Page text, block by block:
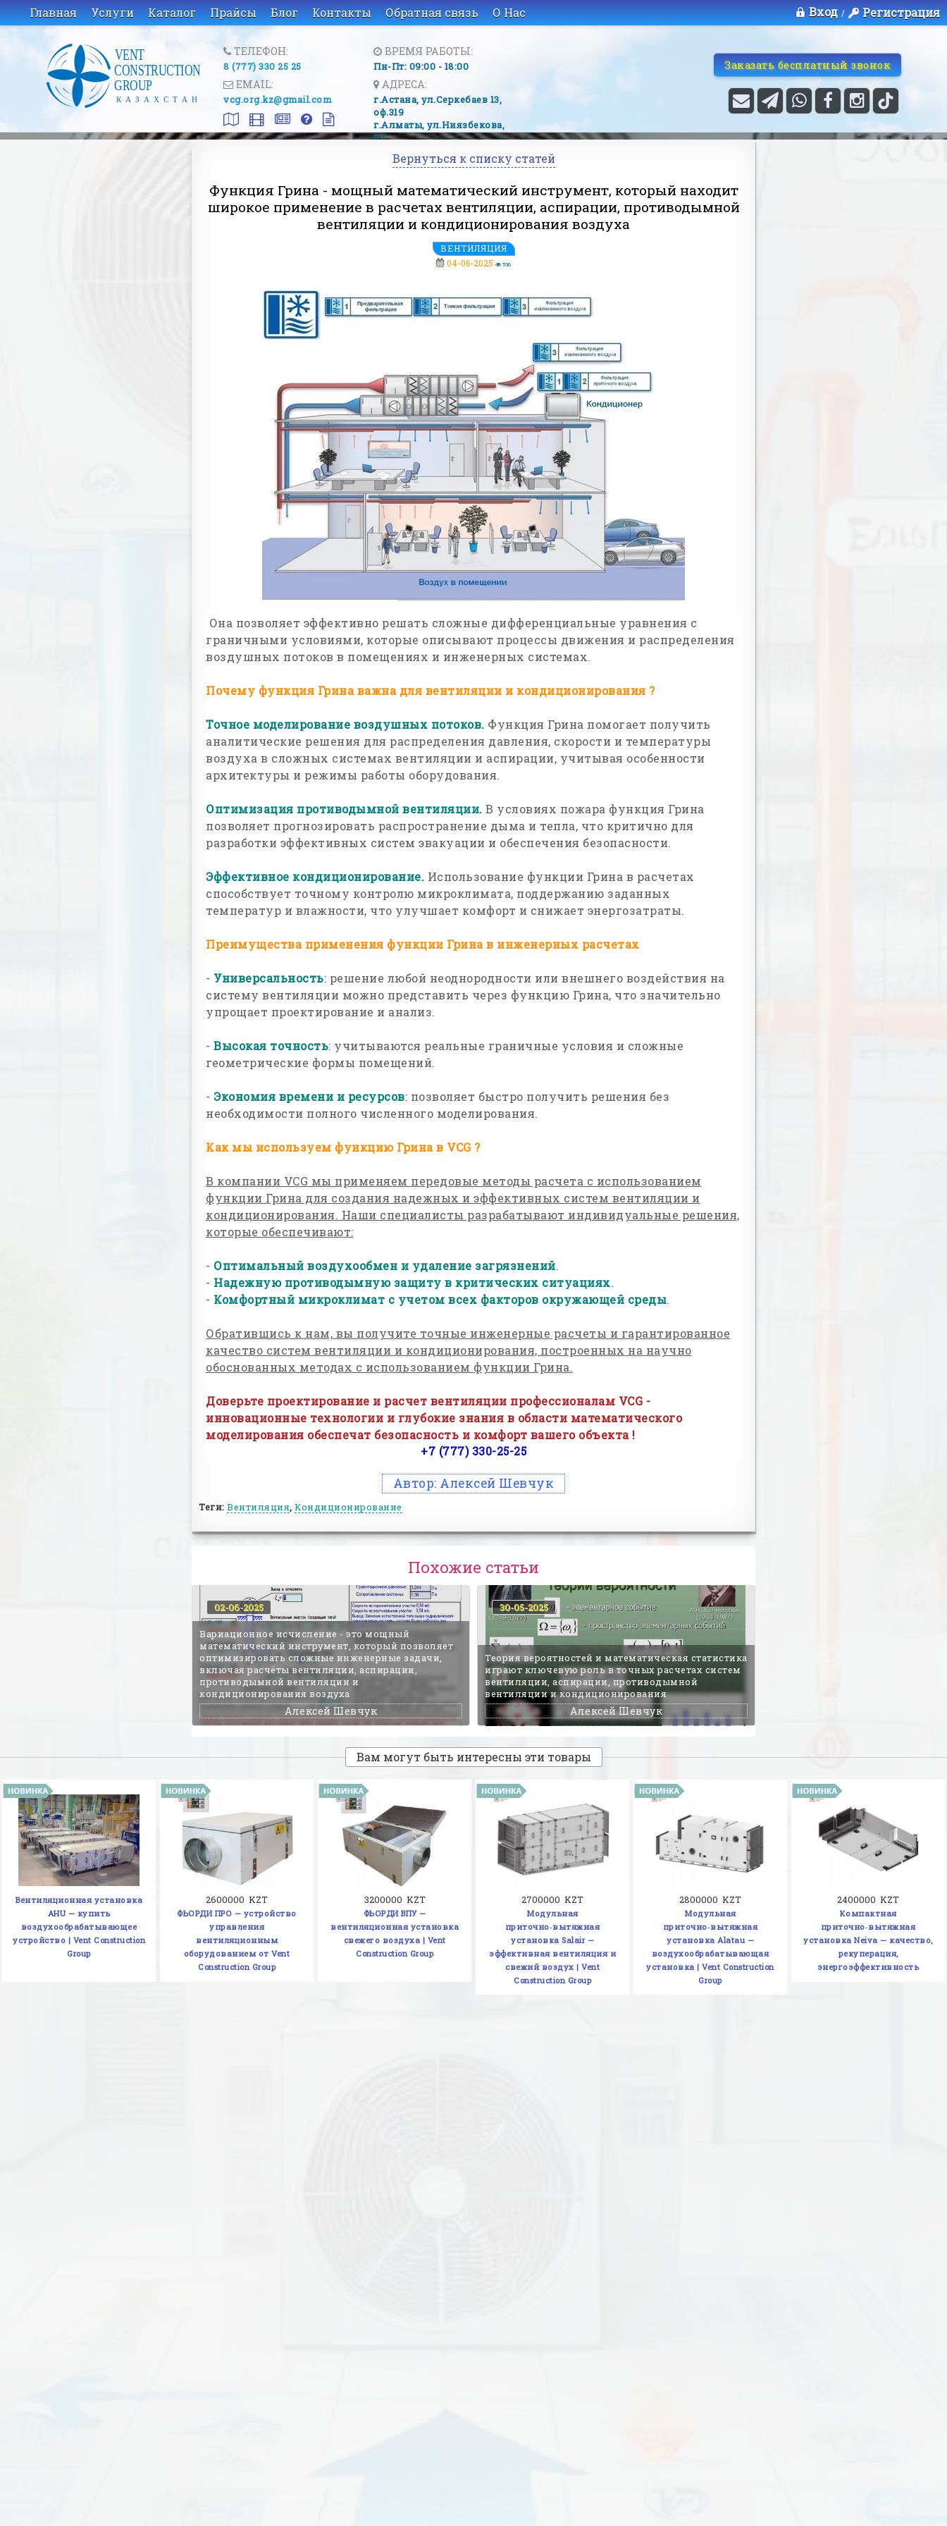
Главная Услуги Каталог Прайсы Блог Контакты Обратная связь О Нас Вход / Регистрация
ТЕЛЕФОН:
8 (777) 330 25 25
ВРЕМЯ РАБОТЫ:
Пн-Пт: 09:00 - 18:00
EMAIL:
vcg.org.kz@gmail.com
АДРЕСА:
г.Астана, ​ул.Серкебаев 13,
оф.319
г.Алматы, ​ул.Ниязбекова,
82
Заказать бесплатный звонок
Вернуться к списку статей
Функция Грина - мощный математический инструмент, который находит
широкое применение в расчетах вентиляции, аспирации, противодымной
вентиляции и кондиционирования воздуха
ВЕНТИЛЯЦИЯ
04-06-2025
536
Она позволяет эффективно решать сложные дифференциальные уравнения с
граничными условиями, которые описывают процессы движения и распределения
воздушных потоков в помещениях и инженерных системах.
Почему функция Грина важна для вентиляции и кондиционирования ?
Точное моделирование воздушных потоков. Функция Грина помогает получить
аналитические решения для распределения давления, скорости и температуры
воздуха в сложных системах вентиляции и аспирации, учитывая особенности
архитектуры и режимы работы оборудования.
Оптимизация противодымной вентиляции. В условиях пожара функция Грина
позволяет прогнозировать распространение дыма и тепла, что критично для
разработки эффективных систем эвакуации и обеспечения безопасности.
Эффективное кондиционирование. Использование функции Грина в расчетах
способствует точному контролю микроклимата, поддержанию заданных
температур и влажности, что улучшает комфорт и снижает энергозатраты.
Преимущества применения функции Грина в инженерных расчетах
- Универсальность: решение любой неоднородности или внешнего воздействия на
систему вентиляции можно представить через функцию Грина, что значительно
упрощает проектирование и анализ.
- Высокая точность: учитываются реальные граничные условия и сложные
геометрические формы помещений.
- Экономия времени и ресурсов: позволяет быстро получить решения без
необходимости полного численного моделирования.
Как мы используем функцию Грина в VCG ?
В компании VCG мы применяем передовые методы расчета с использованием
функции Грина для создания надежных и эффективных систем вентиляции и
кондиционирования. Наши специалисты разрабатывают индивидуальные решения,
которые обеспечивают:
- Оптимальный воздухообмен и удаление загрязнений.
- Надежную противодымную защиту в критических ситуациях.
- Комфортный микроклимат с учетом всех факторов окружающей среды.
Обратившись к нам, вы получите точные инженерные расчеты и гарантированное
качество систем вентиляции и кондиционирования, построенных на научно
обоснованных методах с использованием функции Грина.
Доверьте проектирование и расчет вентиляции профессионалам VCG -
инновационные технологии и глубокие знания в области математического
моделирования обеспечат безопасность и комфорт вашего объекта !
+7 (777) 330-25-25
Автор: Алексей Шевчук
Теги: Вентиляция, Кондиционирование
Похожие статьи
Вариационное исчисление - это мощный
математический инструмент, который позволяет
оптимизировать сложные инженерные задачи,
включая расчёты вентиляции, аспирации,
противодымной вентиляции и
кондиционирования воздуха
Алексей Шевчук
02-06-2025
Теория вероятностей и математическая статистика
играют ключевую роль в точных расчетах систем
вентиляции, аспирации, противодымной
вентиляции и кондиционирования
Алексей Шевчук
30-05-2025
Вам могут быть интересны эти товары
Вентиляционная установка
AHU — купить
воздухообрабатывающее
устройство | Vent Construction
Group
2600000 KZT
ФЬОРДИ ПРО — устройство
управления
вентиляционным
оборудованием от Vent
Construction Group
3200000 KZT
ФЬОРДИ ВПУ —
вентиляционная установка
свежего воздуха | Vent
Construction Group
2700000 KZT
Модульная
приточно‑вытяжная
установка Salair —
эффективная вентиляция и
свежий воздух | Vent
Construction Group
2800000 KZT
Модульная
приточно‑вытяжная
установка Alatau —
воздухообрабатывающая
установка | Vent Construction
Group
2400000 KZT
Компактная
приточно‑вытяжная
установка Neiva — качество,
рекуперация,
энергоэффективность